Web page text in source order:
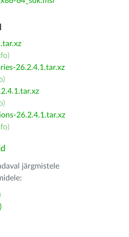
)
26.2.4.1.tar.xz
)
)
26.2.4.1.tar.xz
)
järgmistele